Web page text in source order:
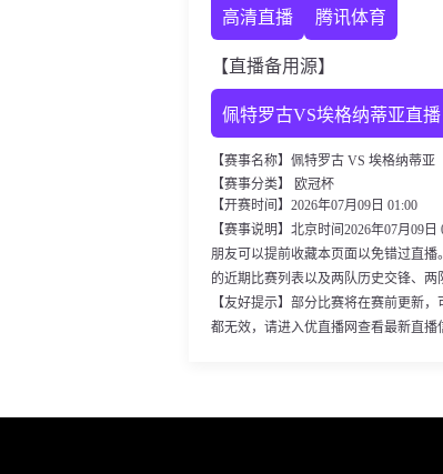
高清直播 腾讯体育
【直播备用源】
佩特罗古VS埃格纳蒂亚直播
【赛事名称】佩特罗古 VS 埃格纳蒂亚
【赛事分类】 欧冠杯
【开赛时间】2026年07月09日 01:00
【赛事说明】北京时间2026年07月09
朋友可以提前收藏本页面以免错过直
的近期比赛列表以及两队历史交锋、两
【友好提示】部分比赛将在赛前更新
都无效，请进入优直播网查看最新直播